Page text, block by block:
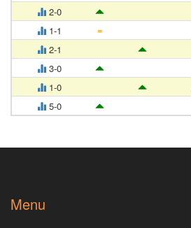
2-0
1-1
=
2-1
3-0
1-0
5-0
Menu